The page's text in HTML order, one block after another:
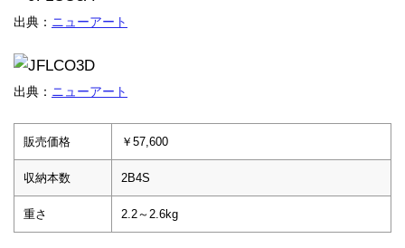
出典： ニューアート
出典： ニューアート
販売価格 ￥57,600
収納本数 2B4S
重さ 2.2～2.6kg